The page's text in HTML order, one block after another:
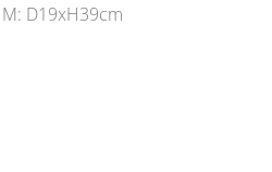
D19xH39cm